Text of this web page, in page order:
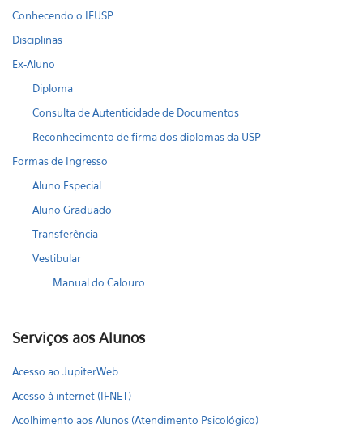
Conhecendo o IFUSP
Disciplinas
Ex-Aluno
Diploma
Consulta de Autenticidade de Documentos
Reconhecimento de firma dos diplomas da USP
Formas de Ingresso
Aluno Especial
Aluno Graduado
Transferência
Vestibular
Manual do Calouro
Serviços aos Alunos
Acesso ao JupiterWeb
Acesso à internet (IFNET)
Acolhimento aos Alunos (Atendimento Psicológico)